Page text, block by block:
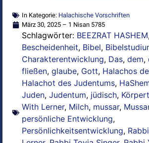
In Kategorie: Halachische Vorschriften
März 30, 2025 – 1 Nisan 5785
Schlagwörter: BEEZRAT HASHEM
Bescheidenheit, Bibel,
Charakterentwicklung, Das, dem,
fließen, glaube, Gott, Halachos
Halachot des Judentums,
Juden, Judentum, jüdisch,
With Lerner, Milch, mussar,
persönliche Entwicklung,
Persönlichkeitsentwicklung,